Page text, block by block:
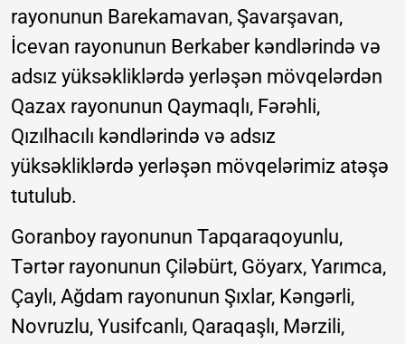
rayonunun Barekamavan, Şavarşavan,
İcevan rayonunun Berkaber kəndlərində və
adsız yüksəkliklərdə yerləşən mövqelərdən
Qazax rayonunun Qaymaqlı, Fərəhli,
Qızılhacılı kəndlərində və adsız
yüksəkliklərdə yerləşən mövqelərimiz atəşə
tutulub.
Goranboy rayonunun Tapqaraqoyunlu,
Tərtər rayonunun Çiləbürt, Göyarx, Yarımca,
Çaylı, Ağdam rayonunun Şıxlar, Kəngərli,
Novruzlu, Yusifcanlı, Qaraqaşlı, Mərzili,